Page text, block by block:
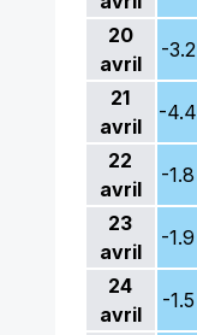
20
avril
-3.2
21
avril
-4.4
22
avril
-1.8
23
avril
-1.9
24
avril
-1.5